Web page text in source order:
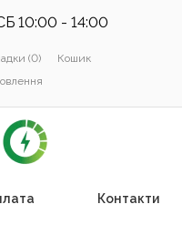
10:00 - 14:00
(0)
Кошик
Контакти